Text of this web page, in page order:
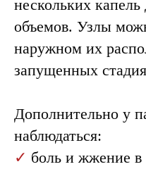
нескольких
объемов. Узлы
наружном их
запущенных
Дополнительно у
наблюдаться:
✓ боль и жжение в